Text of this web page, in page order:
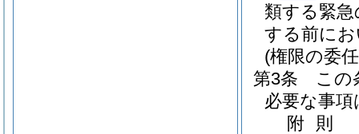
類する緊
する前に
(権限の委
第3条
この
必要な事
附 則